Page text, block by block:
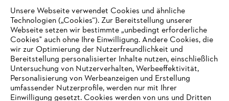
Online Shop
Service
Unsere Webseite verwendet Cookies und ähnliche
Technologien („Cookies“). Zur Bereitstellung unserer
Webseite setzen wir bestimmte „unbedingt erforderliche
Cookies" auch ohne Ihre Einwilligung. Andere Cookies, die
wir zur Optimierung der Nutzerfreundlichkeit und
Bereitstellung personalisierter Inhalte nutzen, einschließlich
Untersuchung von Nutzerverhalten, Werbeeffektivität,
Personalisierung von Werbeanzeigen und Erstellung
umfassender Nutzerprofile, werden nur mit Ihrer
Einwilligung gesetzt. Cookies werden von uns und Dritten